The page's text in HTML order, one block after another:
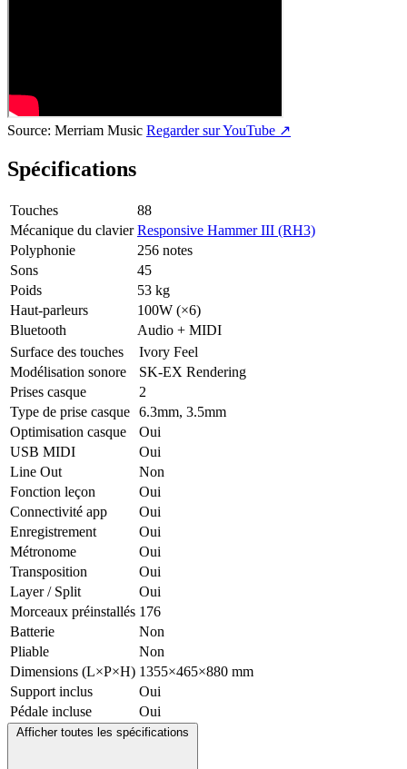
Source: Merriam Music Regarder sur YouTube ↗
Spécifications
Touches
88
Mécanique du clavier Responsive Hammer III (RH3)
Polyphonie
256 notes
Sons
45
Poids
53 kg
Haut-parleurs
100W (×6)
Bluetooth
Audio + MIDI
Surface des touches
Ivory Feel
Modélisation sonore
SK-EX Rendering
Prises casque
2
Type de prise casque 6.3mm, 3.5mm
Optimisation casque
Oui
USB MIDI
Oui
Line Out
Non
Fonction leçon
Oui
Connectivité app
Oui
Enregistrement
Oui
Métronome
Oui
Transposition
Oui
Layer / Split
Oui
Morceaux préinstallés 176
Batterie
Non
Pliable
Non
Dimensions (L×P×H) 1355×465×880 mm
Support inclus
Oui
Pédale incluse
Oui
Afficher toutes les spécifications